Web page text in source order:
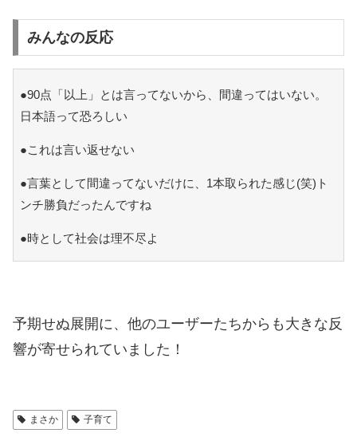
みんなの反応
●90点「以上」とは言ってないから、間違ってはいない。
日本語って恐ろしい
●これは言い返せない
●言葉として間違ってないだけに、1本取られた感じ(笑)ト
ンチ勝負だったんですね
●時として社会は理不尽よ
予期せぬ展開に、他のユーザーたちからも大きな反
響が寄せられていました！
まさか 子育て